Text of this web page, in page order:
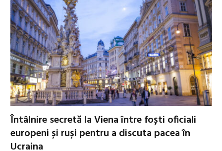
Întâlnire secretă la Viena între foști oficiali
europeni și ruși pentru a discuta pacea în
Ucraina